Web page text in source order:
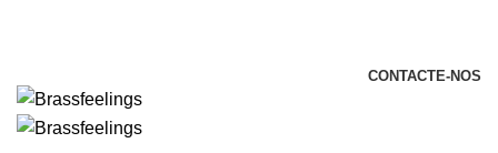
CONTACTE-NOS